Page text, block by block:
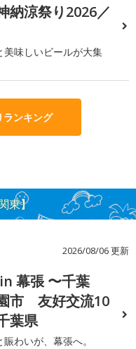
納涼祭り2026／
美味しいビールが大集
ランキング
東】
2026/08/06 更新
幕張 〜千葉
市 友好交流10
葉県
わいが、幕張へ。